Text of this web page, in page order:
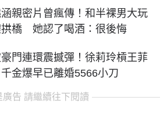
親密片曾瘋傳！和半裸男大玩
拱橋 她認了喝酒：很後悔
門連環震撼彈！徐莉玲槓王菲
金爆早已離婚5566小刀
廣告 請繼續往下閱讀